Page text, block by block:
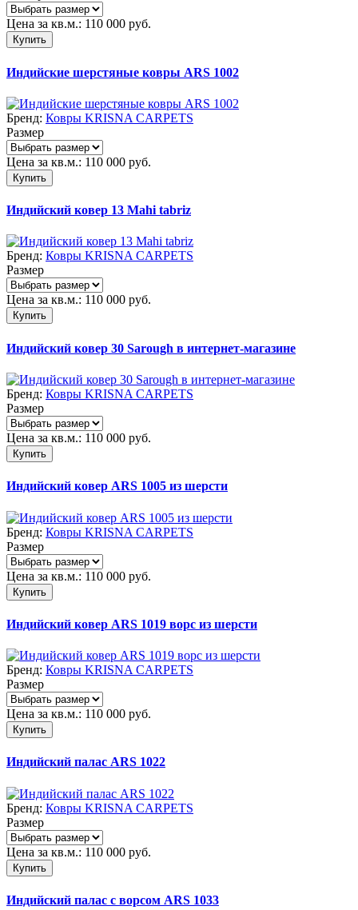
Цена за кв.м.: 110 000 руб.
Купить
Индийские шерстяные ковры ARS 1002
Бренд: Ковры KRISNA CARPETS
Размер
Цена за кв.м.: 110 000 руб.
Купить
Индийский ковер 13 Mahi tabriz
Бренд: Ковры KRISNA CARPETS
Размер
Цена за кв.м.: 110 000 руб.
Купить
Индийский ковер 30 Sarough в интернет-магазине
Бренд: Ковры KRISNA CARPETS
Размер
Цена за кв.м.: 110 000 руб.
Купить
Индийский ковер ARS 1005 из шерсти
Бренд: Ковры KRISNA CARPETS
Размер
Цена за кв.м.: 110 000 руб.
Купить
Индийский ковер ARS 1019 ворс из шерсти
Бренд: Ковры KRISNA CARPETS
Размер
Цена за кв.м.: 110 000 руб.
Купить
Индийский палас ARS 1022
Бренд: Ковры KRISNA CARPETS
Размер
Цена за кв.м.: 110 000 руб.
Купить
Индийский палас с ворсом ARS 1033